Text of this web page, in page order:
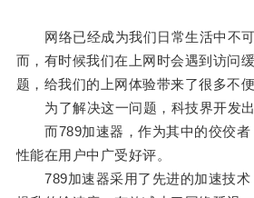
网络已经成为我们日常生活中不可
而，有时候我们在上网时会遇到访问
题，给我们的上网体验带来了很多不便
为了解决这一问题，科技界开发出
而789加速器，作为其中的佼佼者
性能在用户中广受好评。
789加速器采用了先进的加速技术